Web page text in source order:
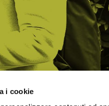
i cookie
STRADA